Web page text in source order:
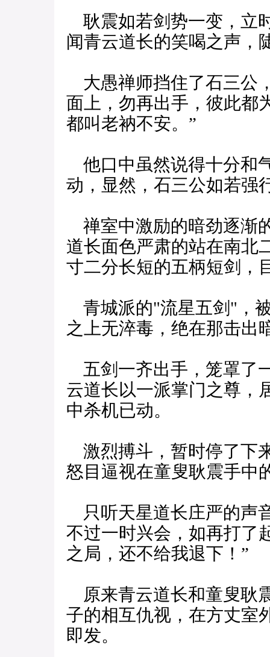
耿震如若剑势一变，立
闻青云道长的笑喝之声，
大愚禅师挡住了石三公
面上，勿再出手，彼此都
都叫老衲不安。”
他口中虽然说得十分和
动，显然，石三公如若强
禅室中激励的暗劲逐渐
道长面色严肃的站在南北
寸二分长短的五柄短剑，
青城派的"流星五剑"，
之上无淬毒，绝在那击出
五剑一齐出手，笼罩了
云道长以一派掌门之尊，
中杀机已动。
激烈搏斗，暂时停了下
怒目逼视在童叟耿震手中
只听天星道长庄严的声
不过一时兴会，如再打了
之局，还不给我退下！”
原来青云道长和童叟耿
子的相互仇视，在方丈室
即发。